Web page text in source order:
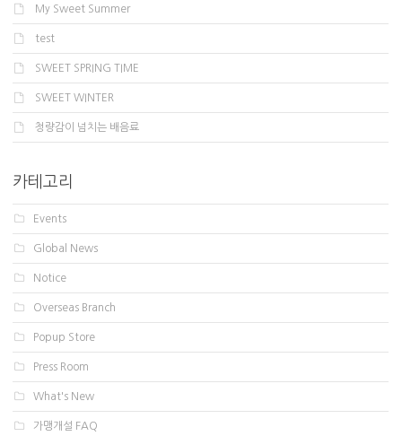
My Sweet Summer
test
SWEET SPRING TIME
SWEET WINTER
청량감이 넘치는 배음료
카테고리
Events
Global News
Notice
Overseas Branch
Popup Store
Press Room
What's New
가맹개설 FAQ